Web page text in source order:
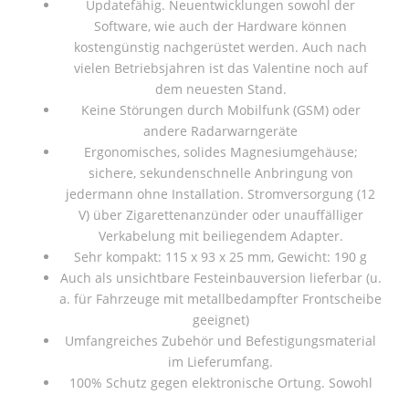
Updatefähig. Neuentwicklungen sowohl der
Software, wie auch der Hardware können
kostengünstig nachgerüstet werden. Auch nach
vielen Betriebsjahren ist das Valentine noch auf
dem neuesten Stand.
Keine Störungen durch Mobilfunk (GSM) oder
andere Radarwarngeräte
Ergonomisches, solides Magnesiumgehäuse;
sichere, sekundenschnelle Anbringung von
jedermann ohne Installation. Stromversorgung (12
V) über Zigarettenanzünder oder unauffälliger
Verkabelung mit beiliegendem Adapter.
Sehr kompakt: 115 x 93 x 25 mm, Gewicht: 190 g
Auch als unsichtbare Festeinbauversion lieferbar (u.
a. für Fahrzeuge mit metallbedampfter Frontscheibe
geeignet)
Umfangreiches Zubehör und Befestigungsmaterial
im Lieferumfang.
100% Schutz gegen elektronische Ortung. Sowohl